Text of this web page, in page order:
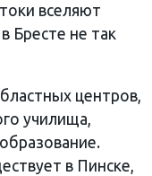
вселяют
Бресте не так
центров,
училища,
в Пинске,